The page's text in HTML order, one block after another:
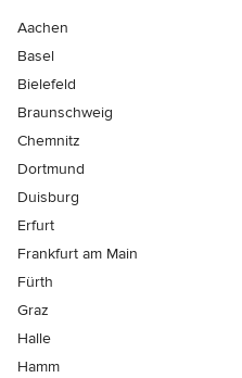
Aachen
Basel
Bielefeld
Braunschweig
Chemnitz
Dortmund
Duisburg
Erfurt
Frankfurt am Main
Fürth
Graz
Halle
Hamm